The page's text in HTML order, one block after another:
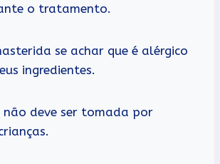
o tratamento.
se achar que é alérgico
ingredientes.
deve ser tomada por